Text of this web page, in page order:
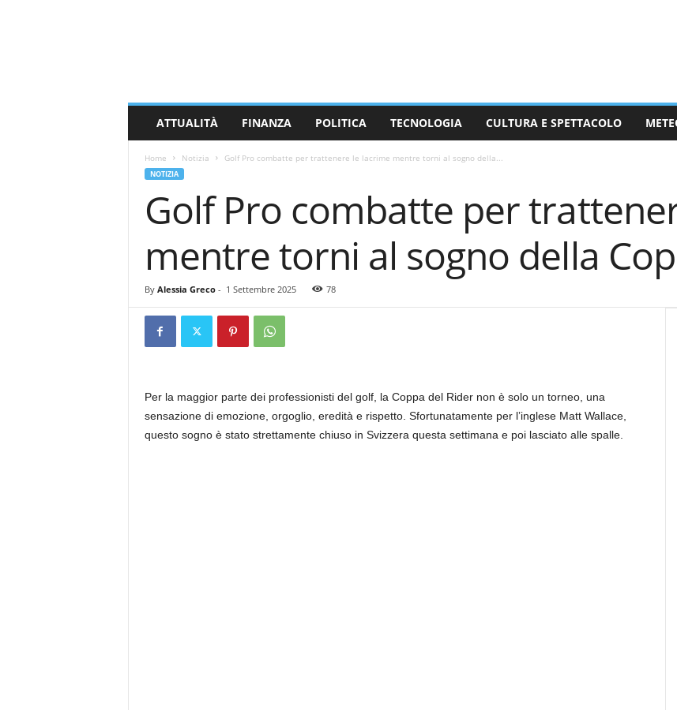
ATTUALITÀ FINANZA POLITICA TECNOLOGIA CULTURA E SPETTACOLO
Home Notizia Golf Pro combatte per trattenere le lacrime mentre torni al sogno della...
NOTIZIA
Golf Pro combatte per
mentre torni al sogno della
By Alessia Greco- 1 Settembre 2025 78
Per la maggior parte dei professionisti del golf, la Coppa del Rider non è solo un torneo, una
sensazione di emozione, orgoglio, eredità e rispetto. Sfortunatamente per l’inglese Matt Wallace,
questo sogno è stato strettamente chiuso in Svizzera questa settimana e poi lasciato alle spalle.